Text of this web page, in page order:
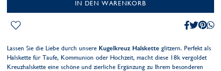
IN DEN WARENKORB
Lassen Sie die Liebe durch unsere Kugelkreuz Halskette glitzern. Perfekt als
Halskette für Taufe, Kommunion oder Hochzeit, macht diese 18k vergoldet
Kreuzhalskette eine schöne und zierliche Ergänzung zu Ihrem besonderen